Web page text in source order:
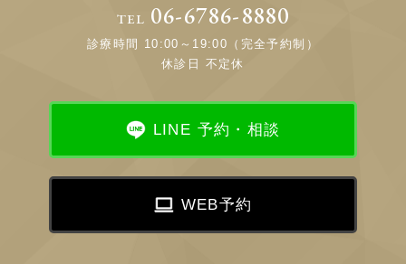
TEL 06-6786-8880
診療時間 10:00～19:00（完全予約制）
休診日 不定休
LINE 予約・相談
WEB予約